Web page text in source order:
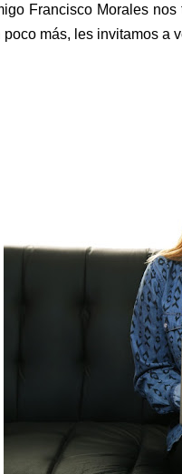
Francisco Morales
poco más, les invitamos a